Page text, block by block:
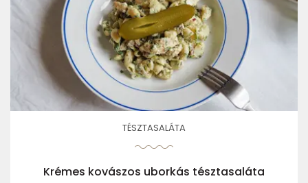
TÉSZTASALÁTA
Krémes kovászos uborkás tésztasaláta